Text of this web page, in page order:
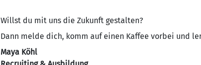
Willst du mit uns die Zukunft gestalten?
Dann melde dich, komm auf einen Kaffee vorbei und
Maya Köhl